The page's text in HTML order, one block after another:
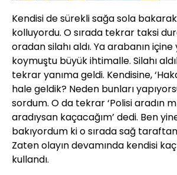
Kendisi de sürekli sağa sola
kolluyordu. O sırada tekrar taksi
oradan silahı aldı. Ya arabanın
koymuştu büyük ihtimalle. Silahı
tekrar yanıma geldi. Kendisine,
hale geldik? Neden bunları
sordum. O da tekrar ‘Polisi aradın
aradıysan kaçacağım’ dedi. Ben
bakıyordum ki o sırada sağ
Zaten olayın devamında kendisi
kullandı.